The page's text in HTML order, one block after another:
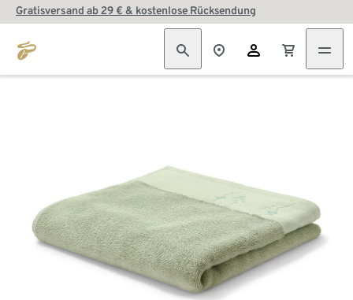
Gratisversand ab 29 € & kostenlose Rücksendung